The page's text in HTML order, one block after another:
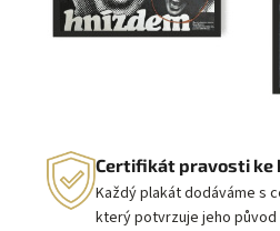
Certifikát pravosti ke
Každý plakát dodáváme s
který potvrzuje jeho původ